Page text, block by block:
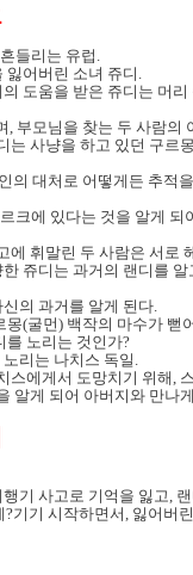
들리는 유럽 .
잃어버린 소녀 쥬디 .
도움을 받은 쥬디는 머리
, 부모님을 찾는 두 사람의
는 사냥을 하고 있던 구르몽
의 대처로 어떻게든 추적
크에 있다는 것을 알게 되
에 휘말린 두 사람은 서로
쥬디는 과거의 랜디를
의 과거를 알게 된다.
몽(굴먼) 백작의 마수가 뻗
를 노리는 것인가?
리는 나치스 독일 .
스에게서 도망치기 위해,
알게 되어 아버지와 만나
기 사고로 기억을 잃고,
?기기 시작하면서, 잃어버